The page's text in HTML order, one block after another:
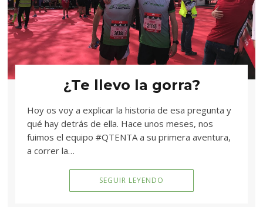
¿Te llevo la gorra?
Hoy os voy a explicar la historia de esa pregunta y
qué hay detrás de ella. Hace unos meses, nos
fuimos el equipo #QTENTA a su primera aventura,
a correr la…
SEGUIR LEYENDO